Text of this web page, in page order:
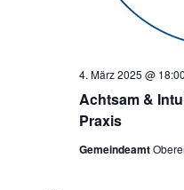
Achtsam &
Praxis
4. März 2025 @ 18:00
Gemeindeamt